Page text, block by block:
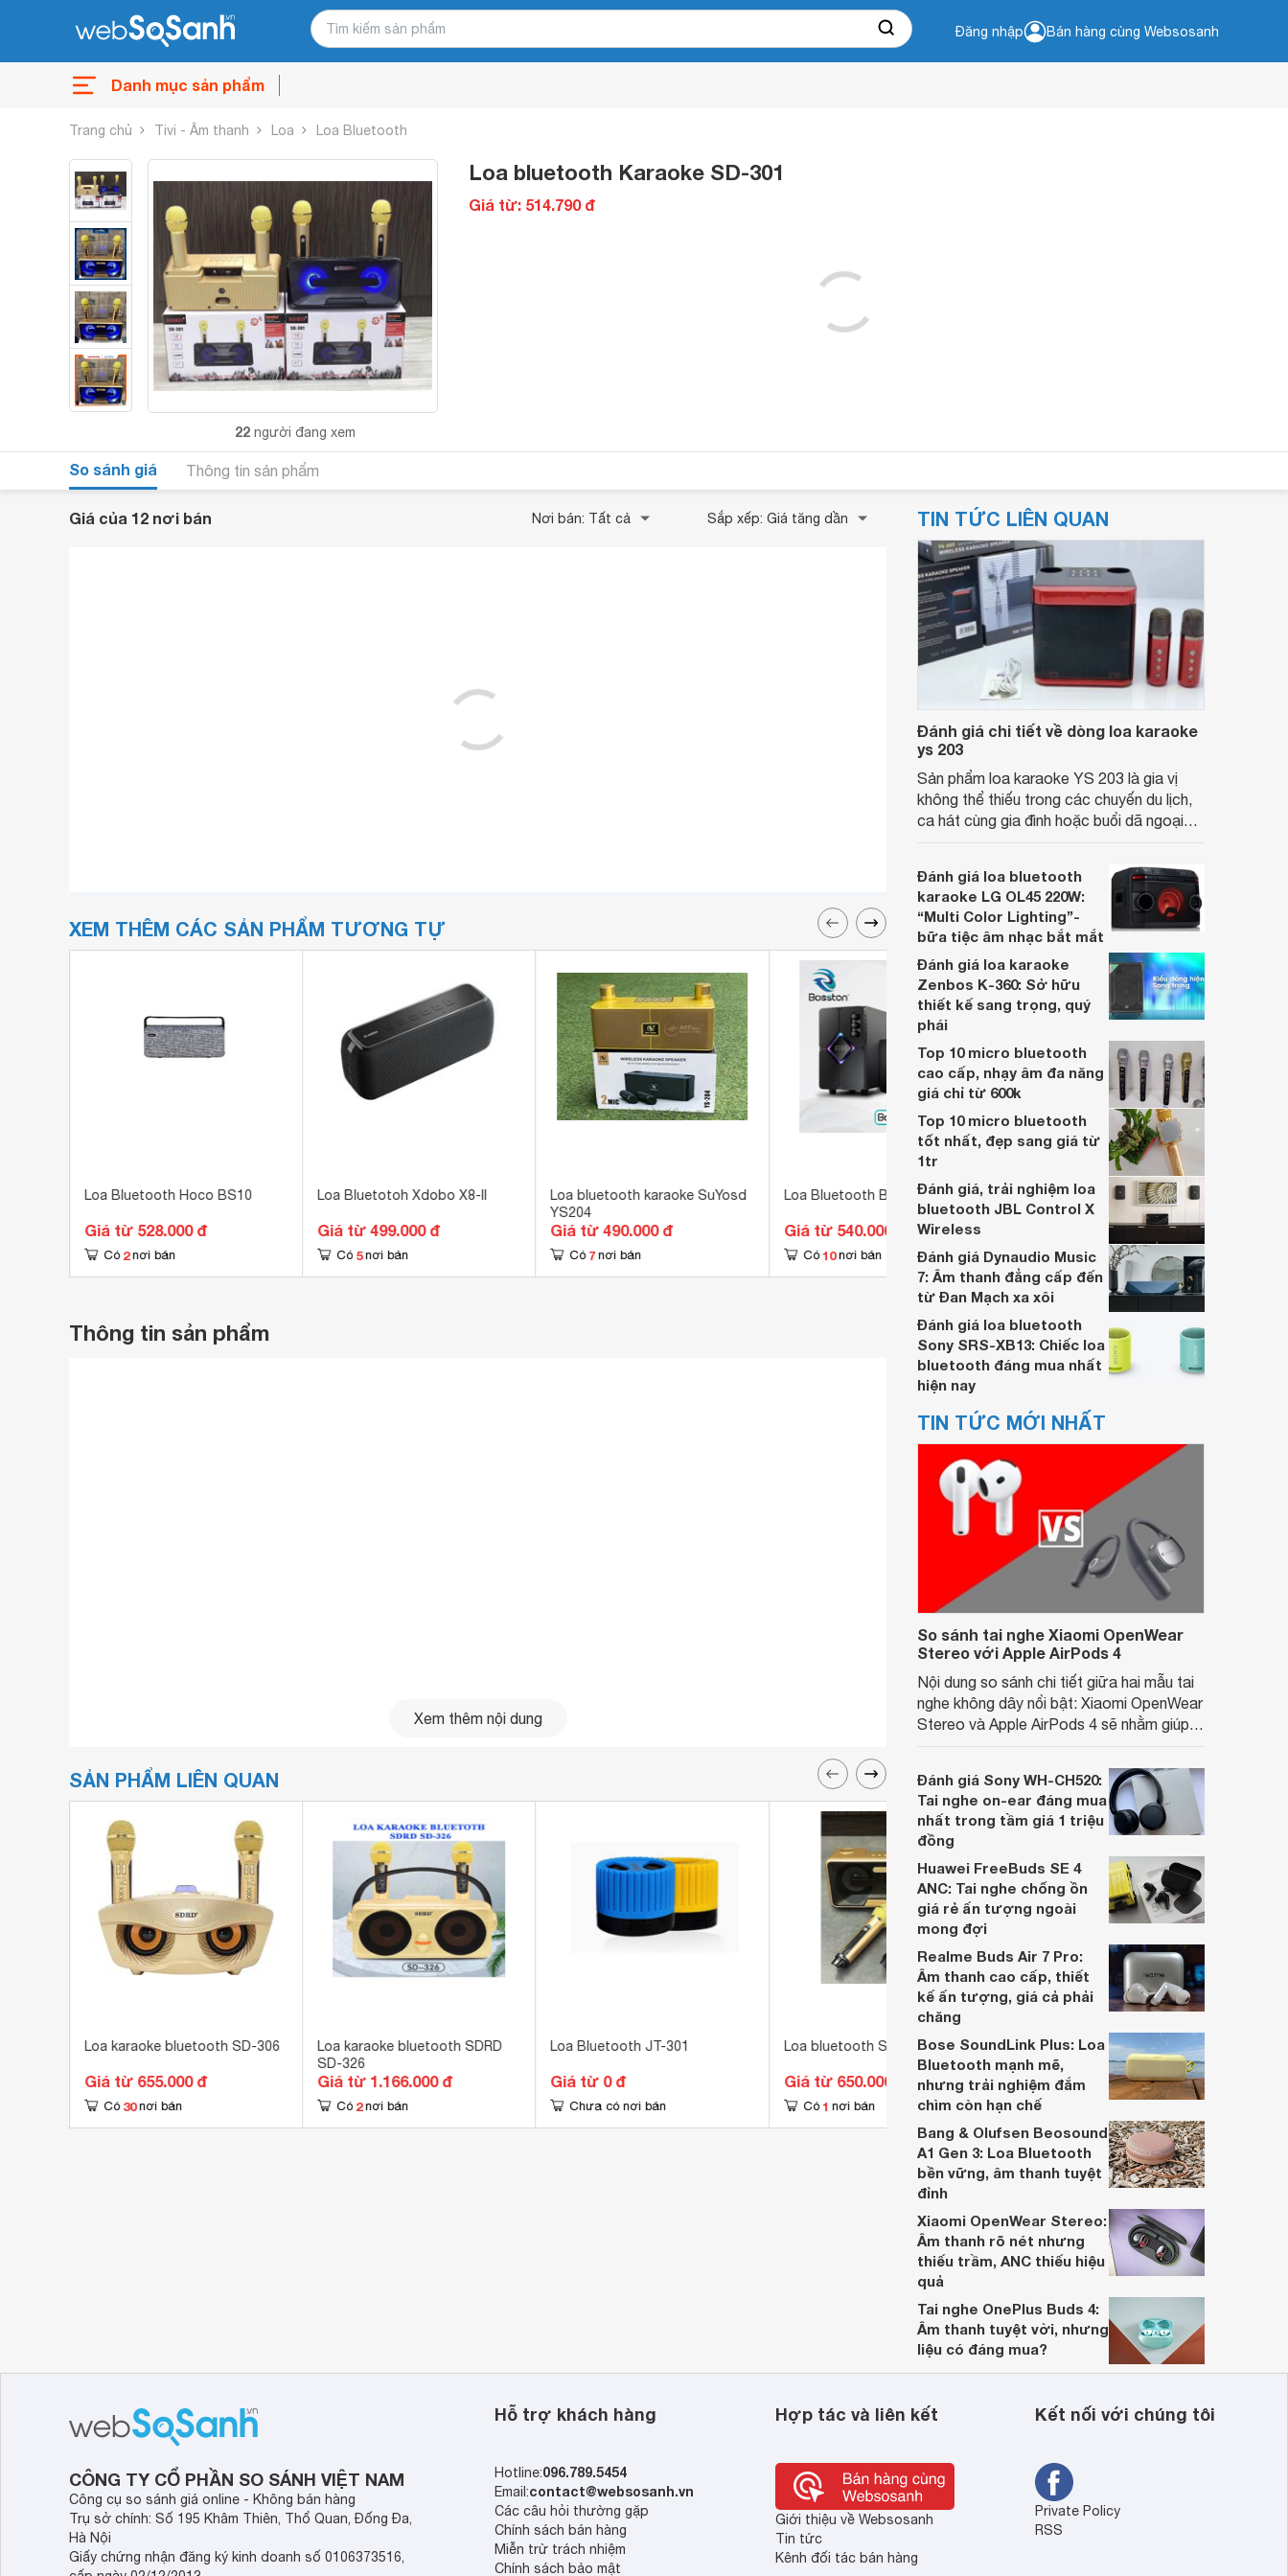
Đăng nhập Bán hàng cùng Websosanh
Danh mục sản phẩm
Trang chủ Tivi - Âm thanh Loa Loa Bluetooth
22 người đang xem
Loa bluetooth Karaoke SD-301
Giá từ: 514.790 đ
So sánh giá Thông tin sản phẩm
Giá của 12 nơi bán Nơi bán: Tất cả Sắp xếp: Giá tăng dần
XEM THÊM CÁC SẢN PHẨM TƯƠNG TỰ
Loa Bluetooth Hoco BS10
Giá từ 528.000 đ
Có 2 nơi bán
Loa Bluetotoh Xdobo X8-II
Giá từ 499.000 đ
Có 5 nơi bán
Loa bluetooth karaoke SuYosd
YS204
Giá từ 490.000 đ
Có 7 nơi bán
Loa Bluetooth Bosston T1800
Giá từ 540.000 đ
Có 10 nơi bán
Loa Bluetooth Jonter M99
Giá từ 548.900 đ
Có 3 nơi bán
Thông tin sản phẩm
Xem thêm nội dung
SẢN PHẨM LIÊN QUAN
Loa karaoke bluetooth SD-306
Giá từ 655.000 đ
Có 30 nơi bán
Loa karaoke bluetooth SDRD
SD-326
Giá từ 1.166.000 đ
Có 2 nơi bán
Loa Bluetooth JT-301
Giá từ 0 đ
Chưa có nơi bán
Loa bluetooth SDRD-301
Giá từ 650.000 đ
Có 1 nơi bán
Loa bluetooth SD-08
Giá từ 297.000 đ
Có
TIN TỨC LIÊN QUAN
Đánh giá chi tiết về dòng loa karaoke
ys 203
Sản phẩm loa karaoke YS 203 là gia vị
không thể thiếu trong các chuyến du lịch,
ca hát cùng gia đình hoặc buổi dã ngoại
bài viết để tham khảo loại sản phẩm này.
Đánh giá loa bluetooth
karaoke LG OL45 220W:
“Multi Color Lighting”-
bữa tiệc âm nhạc bắt mắt
Đánh giá loa karaoke
Zenbos K-360: Sở hữu
thiết kế sang trọng, quý
phái
Top 10 micro bluetooth
cao cấp, nhạy âm đa năng
giá chỉ từ 600k
Top 10 micro bluetooth
tốt nhất, đẹp sang giá từ
1tr
Đánh giá, trải nghiệm loa
bluetooth JBL Control X
Wireless
Đánh giá Dynaudio Music
7: Âm thanh đẳng cấp đến
từ Đan Mạch xa xôi
Đánh giá loa bluetooth
Sony SRS-XB13: Chiếc loa
bluetooth đáng mua nhất
hiện nay
TIN TỨC MỚI NHẤT
So sánh tai nghe Xiaomi OpenWear
Stereo với Apple AirPods 4
Nội dung so sánh chi tiết giữa hai mẫu tai
nghe không dây nổi bật: Xiaomi OpenWear
Stereo và Apple AirPods 4 sẽ nhằm giúp
dựa trên nhu cầu và sở thích cá nhân. Cả
hai đều là sản phẩm chất lượng cao,
nhưng hướng tới đối tượng khách hàng
khác nhau.
Đánh giá Sony WH-CH520:
Tai nghe on-ear đáng mua
nhất trong tầm giá 1 triệu
đồng
Huawei FreeBuds SE 4
ANC: Tai nghe chống ồn
giá rẻ ấn tượng ngoài
mong đợi
Realme Buds Air 7 Pro:
Âm thanh cao cấp, thiết
kế ấn tượng, giá cả phải
chăng
Bose SoundLink Plus: Loa
Bluetooth mạnh mẽ,
nhưng trải nghiệm đắm
chìm còn hạn chế
Bang & Olufsen Beosound
A1 Gen 3: Loa Bluetooth
bền vững, âm thanh tuyệt
đỉnh
Xiaomi OpenWear Stereo:
Âm thanh rõ nét nhưng
thiếu trầm, ANC thiếu hiệu
quả
Tai nghe OnePlus Buds 4:
Âm thanh tuyệt vời, nhưng
liệu có đáng mua?
CÔNG TY CỔ PHẦN SO SÁNH VIỆT NAM
Công cụ so sánh giá online - Không bán hàng
Trụ sở chính: Số 195 Khâm Thiên, Thổ Quan, Đống Đa,
Hà Nội
Giấy chứng nhận đăng ký kinh doanh số 0106373516,
Hỗ trợ khách hàng
Hotline:096.789.5454
Email:contact@websosanh.vn
Các câu hỏi thường gặp
Chính sách bán hàng
Miễn trừ trách nhiệm
Chính sách bảo mật
Hợp tác và liên kết
Giới thiệu về Websosanh
Tin tức
Kênh đối tác bán hàng
Kết nối với chúng tôi
Private Policy
RSS